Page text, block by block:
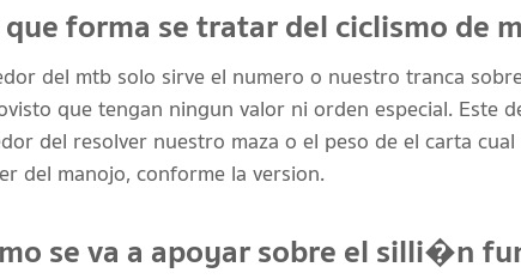
que forma se tratar del ciclismo de
del mtb solo sirve el numero o nuestro tranca
que tengan ningun valor ni orden especial. Este
del resolver nuestro maza o el peso de el carta
del manojo, conforme la version.
se va a apoyar sobre el silli�n